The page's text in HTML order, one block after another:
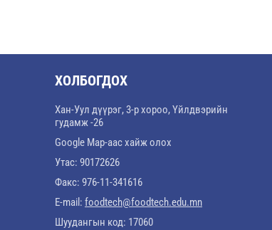
ХОЛБОГДОХ
Хан-Уул дүүрэг, 3-р хороо, Үйлдвэрийн
гудамж -26
Google Map-аас хайж олох
Утас: 90172626
Факс: 976-11-341616
E-mail: foodtech@foodtech.edu.mn
Шуудангын код: 17060